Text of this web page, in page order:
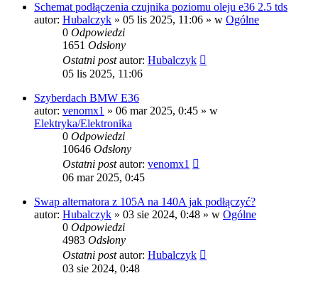
Schemat podłączenia czujnika poziomu oleju e36 2.5 tds
autor: Hubalczyk » 05 lis 2025, 11:06 » w Ogólne
0 Odpowiedzi
1651 Odsłony
Ostatni postautor: Hubalczyk
05 lis 2025, 11:06
Szyberdach BMW E36
autor: venomx1 » 06 mar 2025, 0:45 » w
Elektryka/Elektronika
0 Odpowiedzi
10646 Odsłony
Ostatni postautor: venomx1
06 mar 2025, 0:45
Swap alternatora z 105A na 140A jak podłączyć?
autor: Hubalczyk » 03 sie 2024, 0:48 » w Ogólne
0 Odpowiedzi
4983 Odsłony
Ostatni postautor: Hubalczyk
03 sie 2024, 0:48